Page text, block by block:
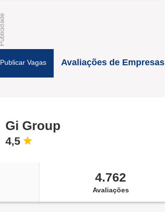
Publicar Vagas Avaliações de Empresas
Gi Group
4,5
4.762
Avaliações